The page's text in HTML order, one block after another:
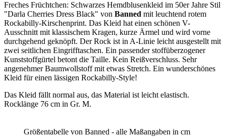
Freches Früchtchen: Schwarzes Hemdblusenkleid im 50er Jahre Stil
"Darla Cherries Dress Black" von Banned mit leuchtend rotem
Rockabilly-Kirschenprint. Das Kleid hat einen schönen V-
Ausschnitt mit klassischem Kragen, kurze Ärmel und wird vorne
durchgehend geknöpft. Der Rock ist in A-Linie leicht ausgestellt mit
zwei seitlichen Eingrifftaschen. Ein passender stoffüberzogener
Kunststoffgürtel betont die Taille. Kein Reißverschluss. Sehr
angenehmer Baumwollstoff mit etwas Stretch. Ein wunderschönes
Kleid für einen lässigen Rockabilly-Style!
Das Kleid fällt normal aus, das Material ist leicht elastisch.
Rocklänge 76 cm in Gr. M.
Größentabelle von Banned - alle Maßangaben in cm